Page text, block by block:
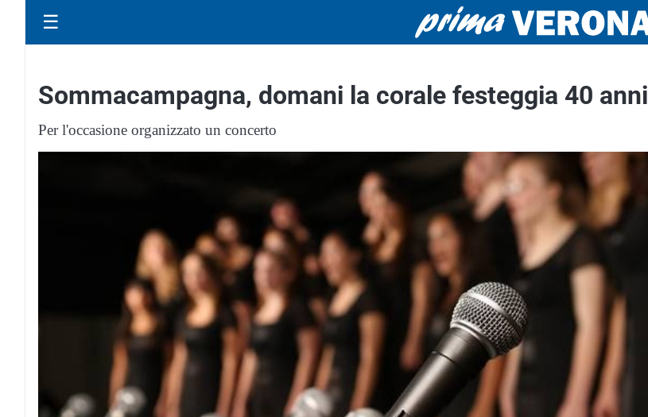
☰
Sommacampagna, domani la corale festeggia 40 anni
Per l'occasione organizzato un concerto